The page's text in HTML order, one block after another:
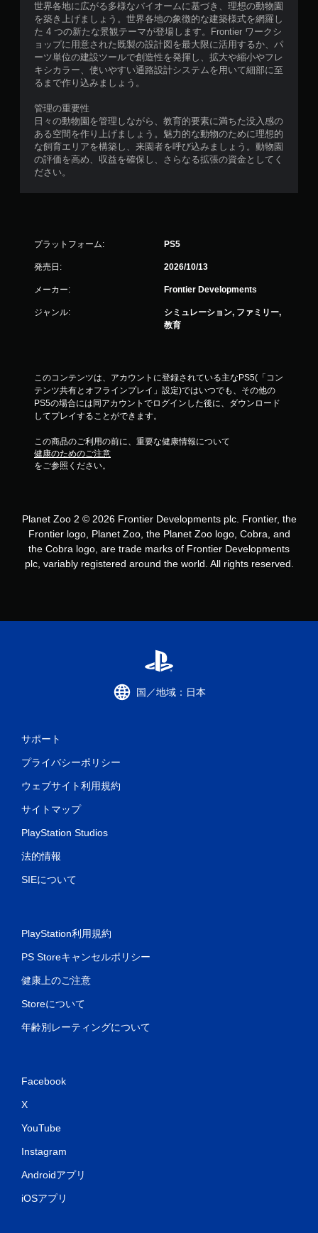
世界各地に広がる多様なバイオームに基づき、理想の動物園
を築き上げましょう。世界各地の象徴的な建築様式を網羅し
た 4 つの新たな景観テーマが登場します。Frontier ワークシ
ョップに用意された既製の設計図を最大限に活用するか、パ
ーツ単位の建設ツールで創造性を発揮し、拡大や縮小やフレ
キシカラー、使いやすい通路設計システムを用いて細部に至
るまで作り込みましょう。
管理の重要性
日々の動物園を管理しながら、教育的要素に満ちた没入感の
ある空間を作り上げましょう。魅力的な動物のために理想的
な飼育エリアを構築し、来園者を呼び込みましょう。動物園
の評価を高め、収益を確保し、さらなる拡張の資金としてく
ださい。
プラットフォーム: PS5
発売日: 2026/10/13
メーカー: Frontier Developments
ジャンル:
シミュレーション, ファミリー,
教育
このコンテンツは、アカウントに登録されている主なPS5(「コン
テンツ共有とオフラインプレイ」設定)ではいつでも、その他の
PS5の場合には同アカウントでログインした後に、ダウンロード
してプレイすることができます。
この商品のご利用の前に、重要な健康情報について
健康のためのご注意
をご参照ください。
Planet Zoo 2 © 2026 Frontier Developments plc. Frontier, the
Frontier logo, Planet Zoo, the Planet Zoo logo, Cobra, and
the Cobra logo, are trade marks of Frontier Developments
plc, variably registered around the world. All rights reserved.
国／地域：日本
サポート
プライバシーポリシー
ウェブサイト利用規約
サイトマップ
PlayStation Studios
法的情報
SIEについて
PlayStation利用規約
PS Storeキャンセルポリシー
健康上のご注意
Storeについて
年齢別レーティングについて
Facebook
X
YouTube
Instagram
Androidアプリ
iOSアプリ